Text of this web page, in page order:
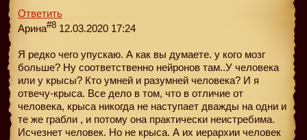
Ответить
Арина#8 12.03.2020 17:24
Я редко чего упускаю. А как вы думаете. у кого мозг
больше? Ну соответственно нейронов там..У человека
или у крысы? Кто умней и разумней человека? И я
отвечу-крыса. Все дело в том, что в отличие от
человека, крыса никогда не наступает дважды на одни и
те же грабли , и потому она практически неистребима.
Исчезнет человек. Но не крыса. А их иерархии человек